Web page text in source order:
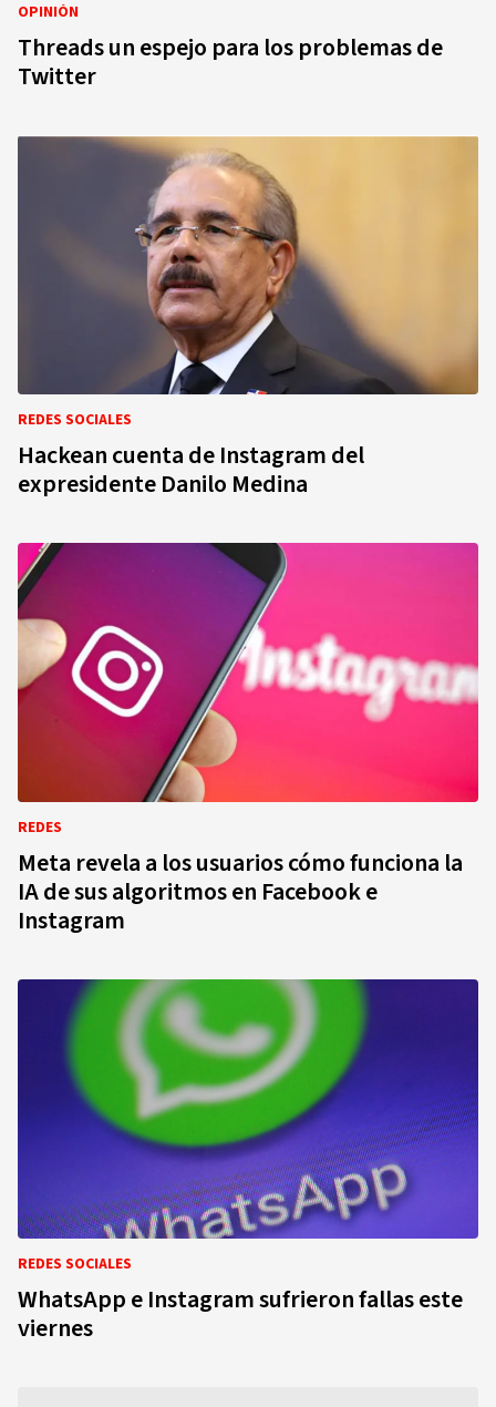
OPINIÓN
Threads un espejo para los problemas de
Twitter
REDES SOCIALES
Hackean cuenta de Instagram del
expresidente Danilo Medina
REDES
Meta revela a los usuarios cómo funciona la
IA de sus algoritmos en Facebook e
Instagram
REDES SOCIALES
WhatsApp e Instagram sufrieron fallas este
viernes